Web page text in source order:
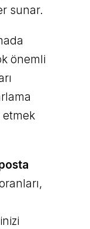
sunar.
önemli
etmek